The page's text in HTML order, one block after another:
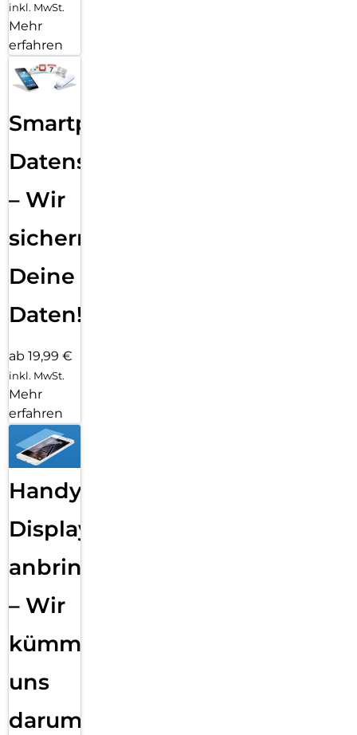
inkl. MwSt.
Mehr
erfahren
Smartphone
Datensicherung
– Wir
sichern
Deine
Daten!
ab 19,99 €
inkl. MwSt.
Mehr
erfahren
Handy
Displayfolie
anbringen
– Wir
kümmern
uns
darum!